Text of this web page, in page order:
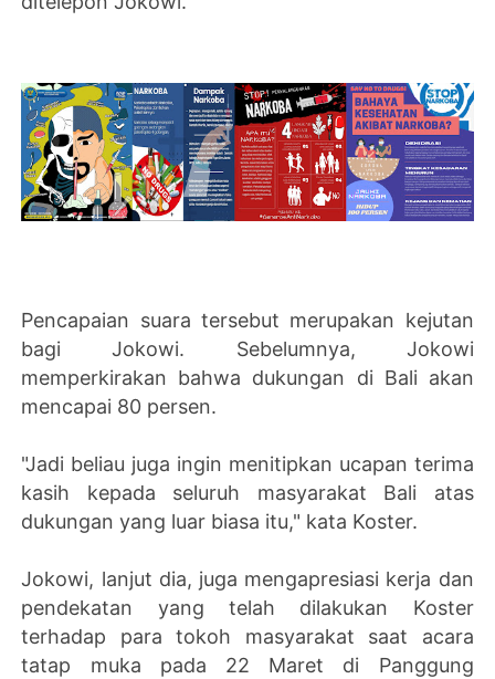
Pencapaian suara tersebut merupakan kejutan
bagi Jokowi. Sebelumnya, Jokowi
memperkirakan bahwa dukungan di Bali akan
mencapai 80 persen.
"Jadi beliau juga ingin menitipkan ucapan terima
kasih kepada seluruh masyarakat Bali atas
dukungan yang luar biasa itu," kata Koster.
Jokowi, lanjut dia, juga mengapresiasi kerja dan
pendekatan yang telah dilakukan Koster
terhadap para tokoh masyarakat saat acara
tatap muka pada 22 Maret di Panggung